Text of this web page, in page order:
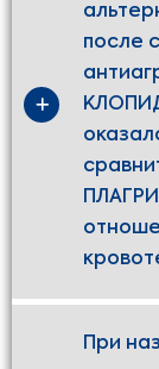
после
При